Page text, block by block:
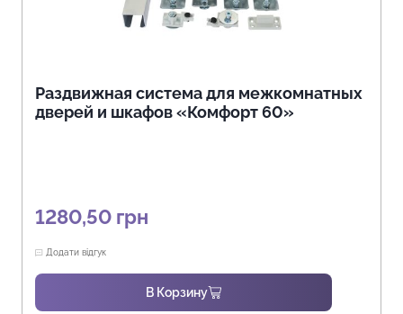
Раздвижная система для межкомнатных
дверей и шкафов «Комфорт 60»
1280,50 грн
Додати відгук
В Корзину